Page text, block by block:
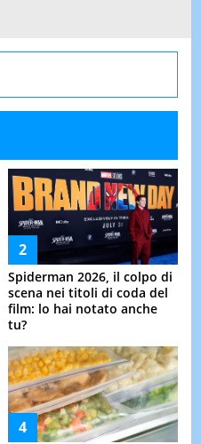
Spiderman 2026, il colpo di
scena nei titoli di coda del
film: lo hai notato anche
tu?